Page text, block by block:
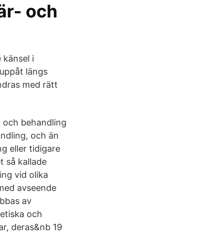
och
i
längs
med rätt
och behandling
och än
eller tidigare
så kallade
vid olika
avseende
av
och
deras&nb 19